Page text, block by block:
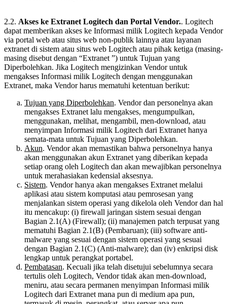
2.2. Akses ke Extranet Logitech dan Portal Vendor.. Logitech
dapat memberikan akses ke Informasi milik Logitech kepada Vendor
via portal web atau situs web non-publik lainnya atau layanan
extranet di sistem atau situs web Logitech atau pihak ketiga (masing-
masing disebut dengan “Extranet ”) untuk Tujuan yang
Diperbolehkan. Jika Logitech mengizinkan Vendor untuk
mengakses Informasi milik Logitech dengan menggunakan
Extranet, maka Vendor harus mematuhi ketentuan berikut:
Tujuan yang Diperbolehkan. Vendor dan personelnya akan
mengakses Extranet lalu mengakses, mengumpulkan,
menggunakan, melihat, mengambil, men-download, atau
menyimpan Informasi milik Logitech dari Extranet hanya
semata-mata untuk Tujuan yang Diperbolehkan.
Akun. Vendor akan memastikan bahwa personelnya hanya
akan menggunakan akun Extranet yang diberikan kepada
setiap orang oleh Logitech dan akan mewajibkan personelnya
untuk merahasiakan kedensial aksesnya.
Sistem. Vendor hanya akan mengakses Extranet melalui
aplikasi atau sistem komputasi atau pemrosesan yang
menjalankan sistem operasi yang dikelola oleh Vendor dan hal
itu mencakup: (i) firewall jaringan sistem sesuai dengan
Bagian 2.1(A) (Firewall); (ii) manajemen patch terpusat yang
mematuhi Bagian 2.1(B) (Pembaruan); (iii) software anti-
malware yang sesuai dengan sistem operasi yang sesuai
dengan Bagian 2.1(C) (Anti-malware); dan (iv) enkripsi disk
lengkap untuk perangkat portabel.
Pembatasan. Kecuali jika telah disetujui sebelumnya secara
tertulis oleh Logitech, Vendor tidak akan men-download,
meniru, atau secara permanen menyimpan Informasi milik
Logitech dari Extranet mana pun di medium apa pun,